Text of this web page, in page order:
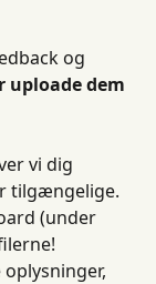
og
uploade dem
tilgængelige.
(under